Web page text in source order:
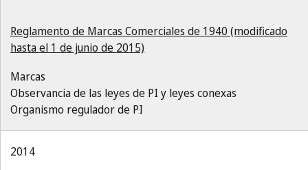
Reglamento de Marcas Comerciales de 1940 (modificado
hasta el 1 de junio de 2015)
Marcas
Observancia de las leyes de PI y leyes conexas
Organismo regulador de PI
2014